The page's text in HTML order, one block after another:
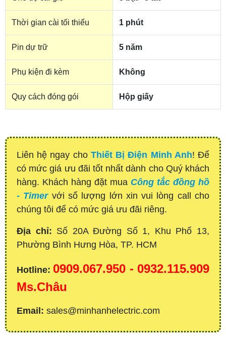
Thời gian cài tối thiểu 1 phút
Pin dự trữ 5 năm
Phụ kiện đi kèm Không
Quy cách đóng gói Hộp giấy
Liên hệ ngay cho Thiết Bị Điện Minh Anh! Để
có mức giá ưu đãi tốt nhất dành cho Quý khách
hàng. Khách hàng đặt mua Công tắc đồng hồ
- Timer với số lượng lớn xin vui lòng call cho
chúng tôi để có mức giá ưu đãi riêng.
Địa chỉ: Số 20A Đường Số 1, Khu Phố 13,
Phường Bình Hưng Hòa, TP. HCM
Hotline: 0909.067.950 - 0932.115.909
Ms.Châu
Email: sales@minhanhelectric.com